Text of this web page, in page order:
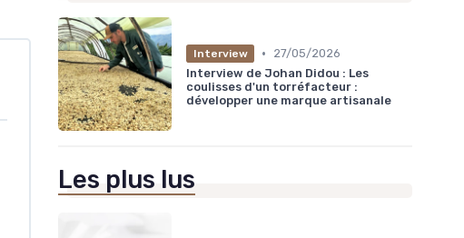
Interview •
27/05/2026
Interview de Johan Didou : Les
coulisses d'un torréfacteur :
développer une marque artisanale
Les plus lus